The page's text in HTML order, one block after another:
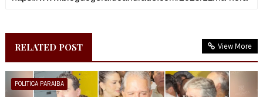
RELATED POST View More
POLITICA PARAIBA